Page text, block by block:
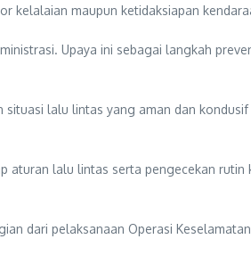
kelalaian maupun ketidaksiapan
Upaya ini sebagai langkah
situasi lalu lintas yang aman dan
aturan lalu lintas serta pengecekan rutin
dari pelaksanaan Operasi